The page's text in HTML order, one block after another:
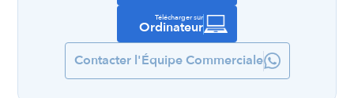
Télécharger sur
Ordinateur
Contacter l'Équipe Commerciale